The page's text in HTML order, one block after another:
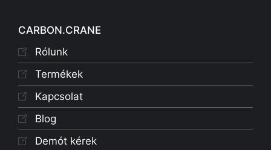
CARBON.CRANE
Rólunk
Termékek
Kapcsolat
Blog
Demót kérek